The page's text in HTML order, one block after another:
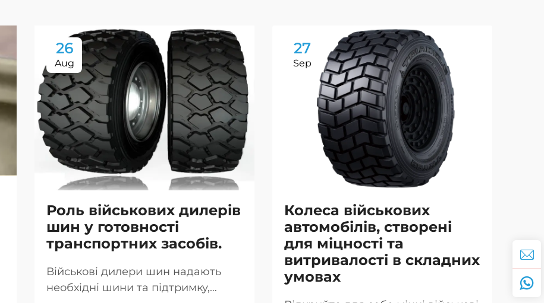
26
Aug
Роль військових дилерів
шин у готовності
транспортних засобів.
Військові дилери шин надають
необхідні шини та підтримку,
27
Sep
Колеса військових
автомобілів, створені
для міцності та
витривалості в складних
умовах
у